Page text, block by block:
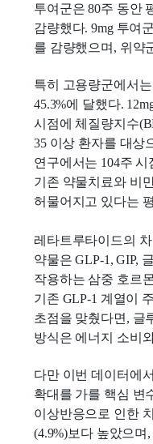
투여군은 80주 동안
감량했다. 9mg 투여
를 감량했으며, 위약
특히 고용량군에서
45.3%에 달했다.
시점에 체질량지수
35 이상 환자를 대상
연구에서는 104주 시
기존 약물치료와 비
허물어지고 있다는
레타트루타이드의
약물은 GLP-1, GIP,
작용하는 삼중 호르
기존 GLP-1 계열이
초점을 맞췄다면, 글
방식은 에너지 소비
다만 이번 데이터에
확대를 가를 핵심 변
이상반응으로 인한
(4.9%)보다 높았으며